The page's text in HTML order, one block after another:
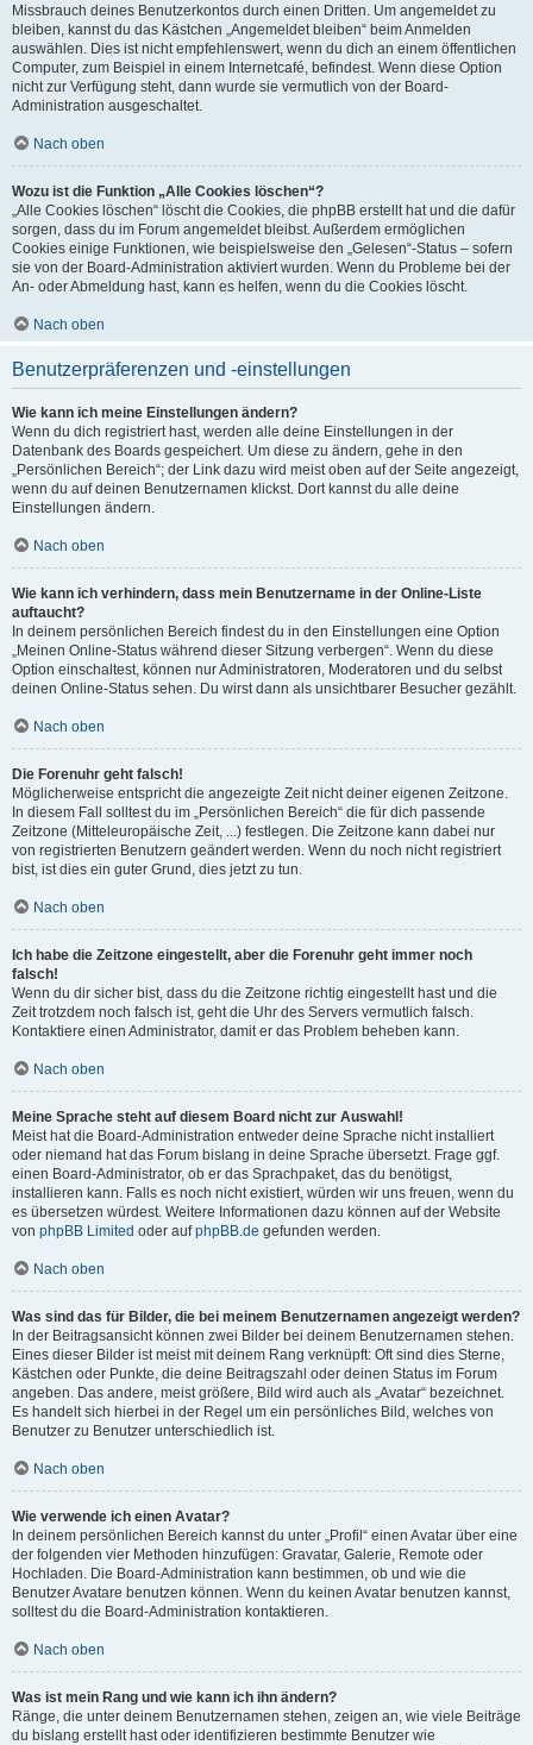
Missbrauch deines Benutzerkontos durch einen Dritten. Um angemeldet zu
bleiben, kannst du das Kästchen „Angemeldet bleiben“ beim Anmelden
auswählen. Dies ist nicht empfehlenswert, wenn du dich an einem öffentlichen
Computer, zum Beispiel in einem Internetcafé, befindest. Wenn diese Option
nicht zur Verfügung steht, dann wurde sie vermutlich von der Board-
Administration ausgeschaltet.
Nach oben
Wozu ist die Funktion „Alle Cookies löschen“?
„Alle Cookies löschen“ löscht die Cookies, die phpBB erstellt hat und die dafür
sorgen, dass du im Forum angemeldet bleibst. Außerdem ermöglichen
Cookies einige Funktionen, wie beispielsweise den „Gelesen“-Status – sofern
sie von der Board-Administration aktiviert wurden. Wenn du Probleme bei der
An- oder Abmeldung hast, kann es helfen, wenn du die Cookies löscht.
Nach oben
Benutzerpräferenzen und -einstellungen
Wie kann ich meine Einstellungen ändern?
Wenn du dich registriert hast, werden alle deine Einstellungen in der
Datenbank des Boards gespeichert. Um diese zu ändern, gehe in den
„Persönlichen Bereich“; der Link dazu wird meist oben auf der Seite angezeigt,
wenn du auf deinen Benutzernamen klickst. Dort kannst du alle deine
Einstellungen ändern.
Nach oben
Wie kann ich verhindern, dass mein Benutzername in der Online-Liste
auftaucht?
In deinem persönlichen Bereich findest du in den Einstellungen eine Option
„Meinen Online-Status während dieser Sitzung verbergen“. Wenn du diese
Option einschaltest, können nur Administratoren, Moderatoren und du selbst
deinen Online-Status sehen. Du wirst dann als unsichtbarer Besucher gezählt.
Nach oben
Die Forenuhr geht falsch!
Möglicherweise entspricht die angezeigte Zeit nicht deiner eigenen Zeitzone.
In diesem Fall solltest du im „Persönlichen Bereich“ die für dich passende
Zeitzone (Mitteleuropäische Zeit, ...) festlegen. Die Zeitzone kann dabei nur
von registrierten Benutzern geändert werden. Wenn du noch nicht registriert
bist, ist dies ein guter Grund, dies jetzt zu tun.
Nach oben
Ich habe die Zeitzone eingestellt, aber die Forenuhr geht immer noch
falsch!
Wenn du dir sicher bist, dass du die Zeitzone richtig eingestellt hast und die
Zeit trotzdem noch falsch ist, geht die Uhr des Servers vermutlich falsch.
Kontaktiere einen Administrator, damit er das Problem beheben kann.
Nach oben
Meine Sprache steht auf diesem Board nicht zur Auswahl!
Meist hat die Board-Administration entweder deine Sprache nicht installiert
oder niemand hat das Forum bislang in deine Sprache übersetzt. Frage ggf.
einen Board-Administrator, ob er das Sprachpaket, das du benötigst,
installieren kann. Falls es noch nicht existiert, würden wir uns freuen, wenn du
es übersetzen würdest. Weitere Informationen dazu können auf der Website
von phpBB Limited oder aufphpBB.de gefunden werden.
Nach oben
Was sind das für Bilder, die bei meinem Benutzernamen angezeigt werden?
In der Beitragsansicht können zwei Bilder bei deinem Benutzernamen stehen.
Eines dieser Bilder ist meist mit deinem Rang verknüpft: Oft sind dies Sterne,
Kästchen oder Punkte, die deine Beitragszahl oder deinen Status im Forum
angeben. Das andere, meist größere, Bild wird auch als „Avatar“ bezeichnet.
Es handelt sich hierbei in der Regel um ein persönliches Bild, welches von
Benutzer zu Benutzer unterschiedlich ist.
Nach oben
Wie verwende ich einen Avatar?
In deinem persönlichen Bereich kannst du unter „Profil“ einen Avatar über eine
der folgenden vier Methoden hinzufügen: Gravatar, Galerie, Remote oder
Hochladen. Die Board-Administration kann bestimmen, ob und wie die
Benutzer Avatare benutzen können. Wenn du keinen Avatar benutzen kannst,
solltest du die Board-Administration kontaktieren.
Nach oben
Was ist mein Rang und wie kann ich ihn ändern?
Ränge, die unter deinem Benutzernamen stehen, zeigen an, wie viele Beiträge
du bislang erstellt hast oder identifizieren bestimmte Benutzer wie